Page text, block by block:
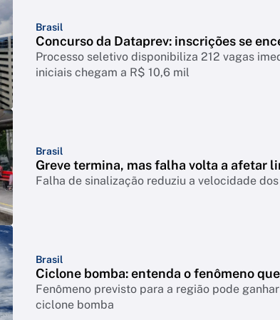
Brasil
Concurso da Dataprev: inscrições se
Processo seletivo disponibiliza 212 vagas
iniciais chegam a R$ 10,6 mil
Brasil
Greve termina, mas falha volta a afetar
Falha de sinalização reduziu a velocidade
Brasil
Ciclone bomba: entenda o fenômeno
Fenômeno previsto para a região pode
ciclone bomba